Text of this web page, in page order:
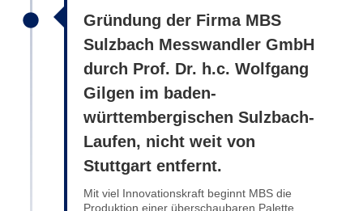
Gründung der Firma MBS
Sulzbach Messwandler GmbH
durch Prof. Dr. h.c. Wolfgang
Gilgen im baden-
württembergischen Sulzbach-
Laufen, nicht weit von
Stuttgart entfernt.
Mit viel Innovationskraft beginnt MBS die
Produktion einer überschaubaren Palette